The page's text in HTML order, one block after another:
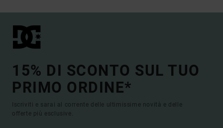
15% DI SCONTO SUL TUO
PRIMO ORDINE*
Iscriviti e sarai al corrente delle ultimissime novità e delle
offerte più esclusive.